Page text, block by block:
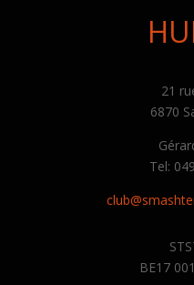
21
6870
Tel:
BE17